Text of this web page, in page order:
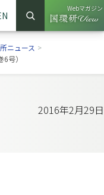
サイト内検索
検索
Webマガジン
（別ウイ
ニュース >
号）
2016年2月29日